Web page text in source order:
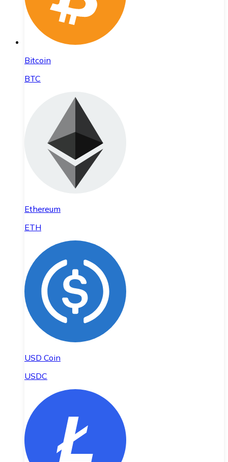
Bitcoin
BTC
Ethereum
ETH
USD Coin
USDC